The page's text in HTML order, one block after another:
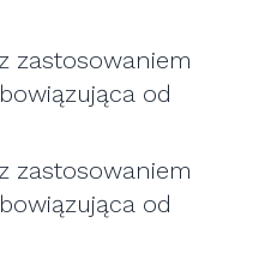
zastosowaniem
od
zastosowaniem
od